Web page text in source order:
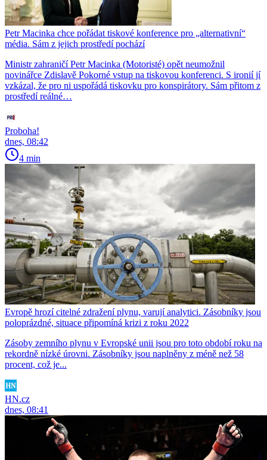
Petr Macinka chce pořádat tiskové konference pro „alternativní“
média. Sám z jejich prostředí pochází
Ministr zahraničí Petr Macinka (Motoristé) opět neumožnil
novinářce Zdislavě Pokorné vstup na tiskovou konferenci. S ironií jí
vzkázal, že pro ni uspořádá tiskovku pro konspirátory. Sám přitom z
prostředí reálné…
Proboha!
dnes, 08:42
4 min
Evropě hrozí citelné zdražení plynu, varují analytici. Zásobníky jsou
poloprázdné, situace připomíná krizi z roku 2022
Zásoby zemního plynu v Evropské unii jsou pro toto období roku na
rekordně nízké úrovni. Zásobníky jsou naplněny z méně než 58
procent, což je...
HN.cz
dnes, 08:41